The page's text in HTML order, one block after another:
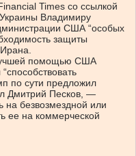
Times со ссылкой
Украины Владимиру
США “особых
защиты
помощью США
по сути предложил
Дмитрий Песков, —
на безвозмездной или
ее на коммерческой